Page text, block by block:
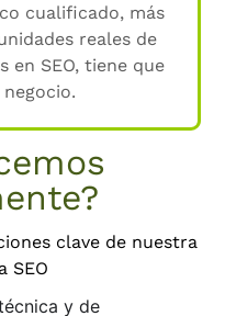
cualificado, más
reales de
en SEO, tiene que
clave de nuestra
SEO
y de